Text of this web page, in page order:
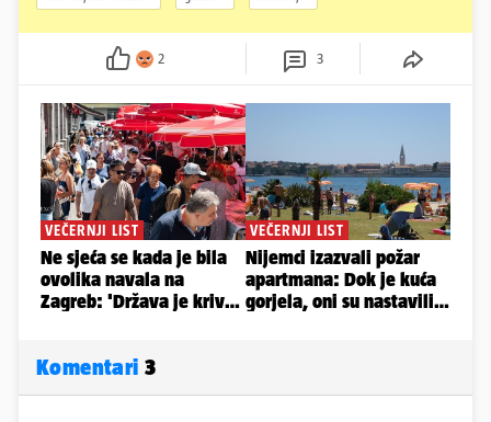
2 3
Komentari 3